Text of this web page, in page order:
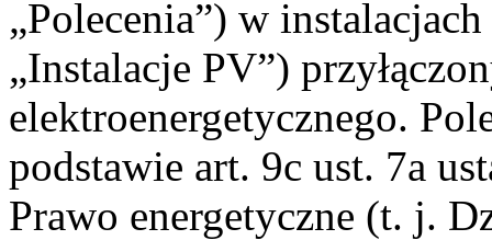
„Polecenia”) w
„Instalacje PV”)
elektroenergetycznego.
podstawie art. 9c ust. 7a
Prawo energetyczne (t. j.